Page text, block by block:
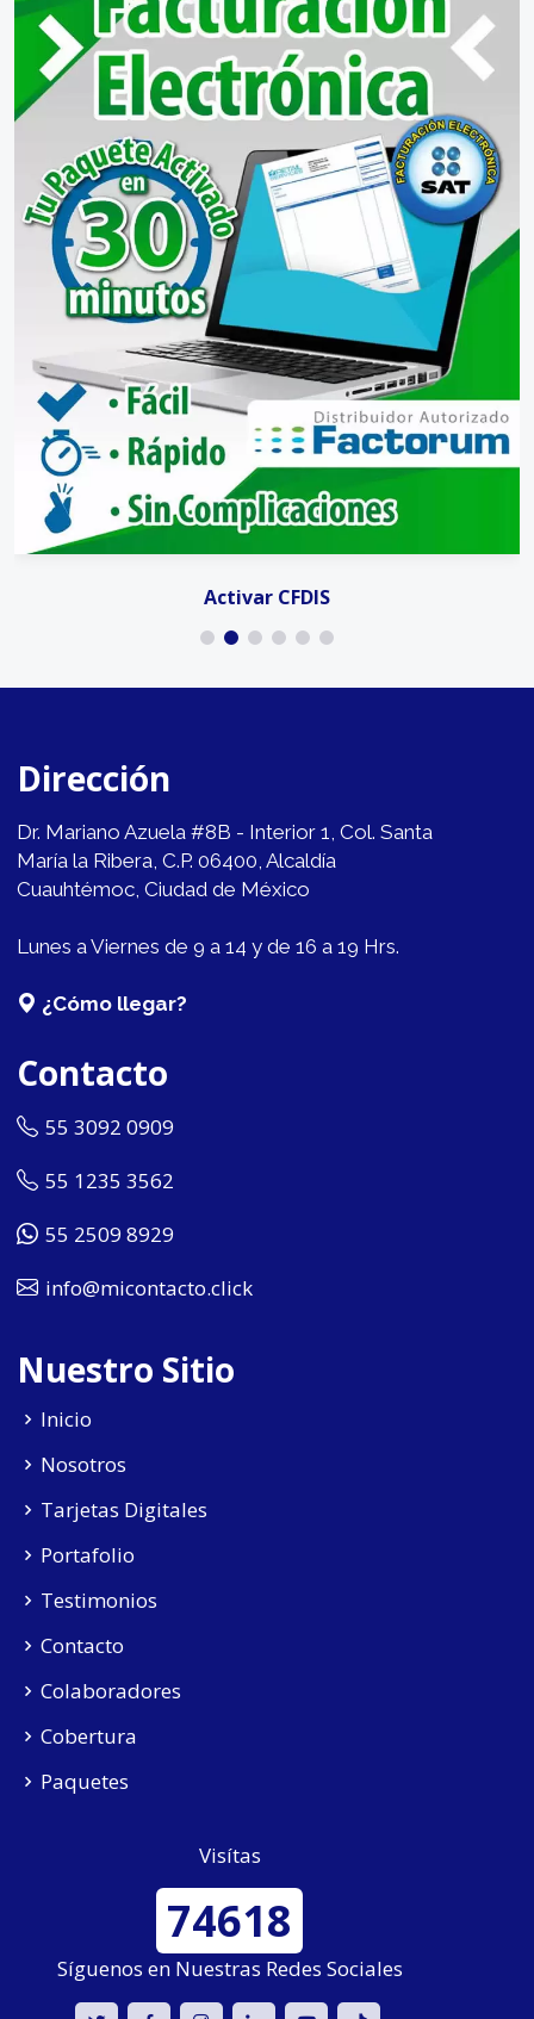
Activar CFDIS
Dirección
Dr. Mariano Azuela #8B - Interior 1, Col. Santa
María la Ribera, C.P. 06400, Alcaldía
Cuauhtémoc, Ciudad de México
Lunes a Viernes de 9 a 14 y de 16 a 19 Hrs.
¿Cómo llegar?
Contacto
55 3092 0909
55 1235 3562
55 2509 8929
info@micontacto.click
Nuestro Sitio
Inicio
Nosotros
Tarjetas Digitales
Portafolio
Testimonios
Contacto
Colaboradores
Cobertura
Paquetes
Visítas
74618
Síguenos en Nuestras Redes Sociales